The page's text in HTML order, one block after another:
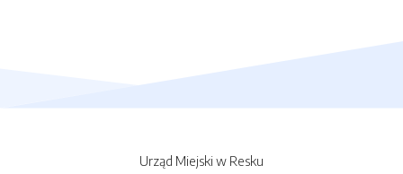
Urząd Miejski w Resku